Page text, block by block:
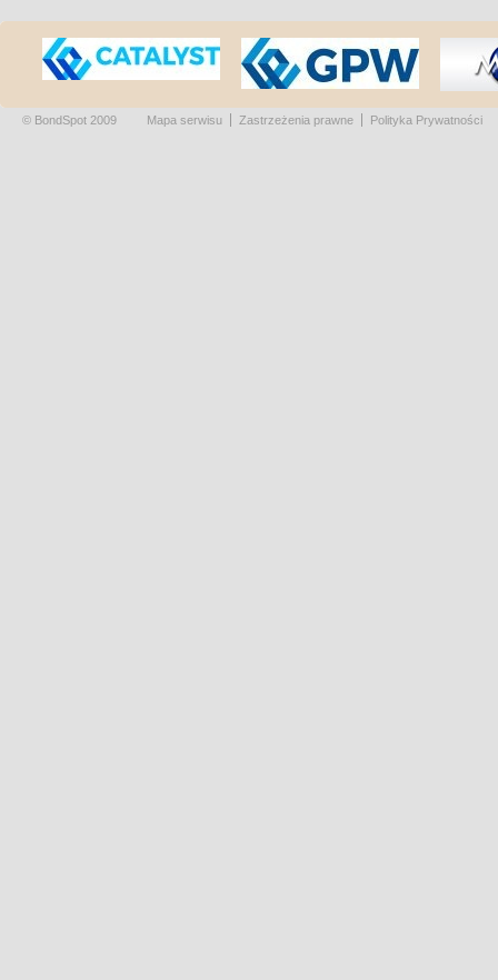
© BondSpot 2009 Mapa serwisu Zastrzeżenia prawne Polityka Prywatności